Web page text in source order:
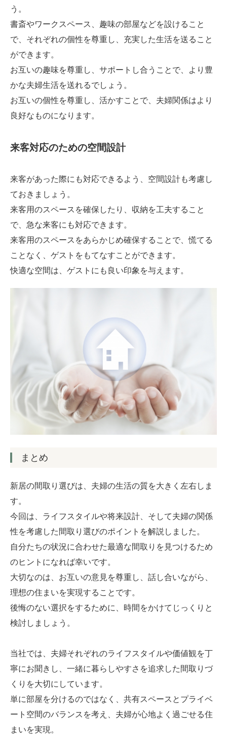
う。
書斎やワークスペース、趣味の部屋などを設けること
で、それぞれの個性を尊重し、充実した生活を送ること
ができます。
お互いの趣味を尊重し、サポートし合うことで、より豊
かな夫婦生活を送れるでしょう。
お互いの個性を尊重し、活かすことで、夫婦関係はより
良好なものになります。
来客対応のための空間設計
来客があった際にも対応できるよう、空間設計も考慮し
ておきましょう。
来客用のスペースを確保したり、収納を工夫すること
で、急な来客にも対応できます。
来客用のスペースをあらかじめ確保することで、慌てる
ことなく、ゲストをもてなすことができます。
快適な空間は、ゲストにも良い印象を与えます。
まとめ
新居の間取り選びは、夫婦の生活の質を大きく左右しま
す。
今回は、ライフスタイルや将来設計、そして夫婦の関係
性を考慮した間取り選びのポイントを解説しました。
自分たちの状況に合わせた最適な間取りを見つけるため
のヒントになれば幸いです。
大切なのは、お互いの意見を尊重し、話し合いながら、
理想の住まいを実現することです。
後悔のない選択をするために、時間をかけてじっくりと
検討しましょう。
当社では、夫婦それぞれのライフスタイルや価値観を丁
寧にお聞きし、一緒に暮らしやすさを追求した間取りづ
くりを大切にしています。
単に部屋を分けるのではなく、共有スペースとプライベ
ート空間のバランスを考え、夫婦が心地よく過ごせる住
まいを実現。